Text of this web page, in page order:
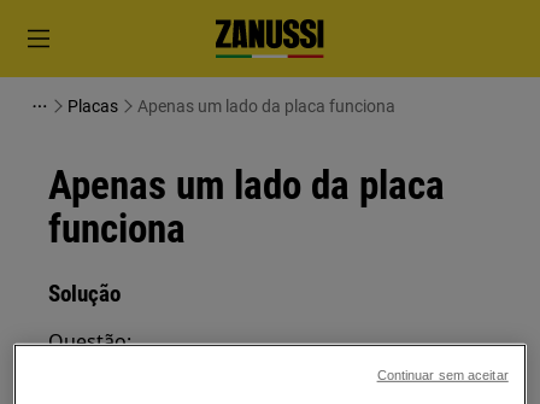
Placas Apenas um lado da placa funciona
Apenas um lado da placa
funciona
Solução
Questão:
Apenas um lado da placa funiona.
Continuar sem aceitar